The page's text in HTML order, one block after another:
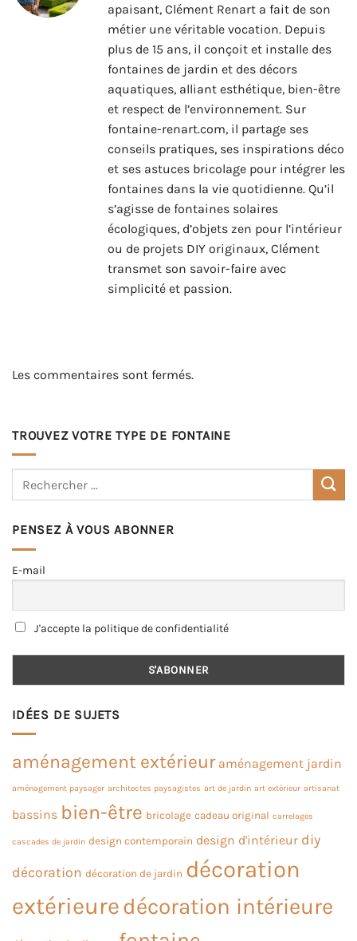
apaisant, Clément Renart a fait de son
métier une véritable vocation. Depuis
plus de 15 ans, il conçoit et installe des
fontaines de jardin et des décors
aquatiques, alliant esthétique, bien-être
et respect de l’environnement. Sur
fontaine-renart.com, il partage ses
conseils pratiques, ses inspirations déco
et ses astuces bricolage pour intégrer les
fontaines dans la vie quotidienne. Qu’il
s’agisse de fontaines solaires
écologiques, d’objets zen pour l’intérieur
ou de projets DIY originaux, Clément
transmet son savoir-faire avec
simplicité et passion.
Les commentaires sont fermés.
TROUVEZ VOTRE TYPE DE FONTAINE
PENSEZ À VOUS ABONNER
E-mail
J'accepte la politique de confidentialité
IDÉES DE SUJETS
aménagement extérieur aménagement jardin
aménagement paysager architectes paysagistes art de jardin art extérieur artisanat
bassins bien-être bricolage cadeau original carrelages
cascades de jardin design contemporain design d'intérieur diy
décoration décoration de jardin décoration
extérieuredécoration intérieure